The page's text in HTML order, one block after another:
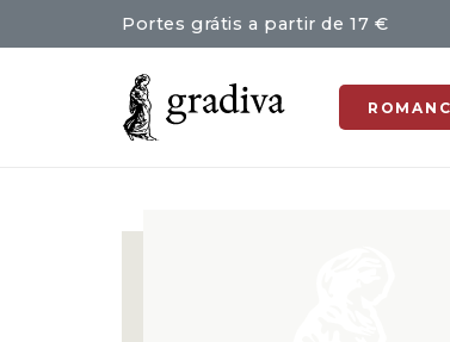
Portes grátis a partir de 17 €